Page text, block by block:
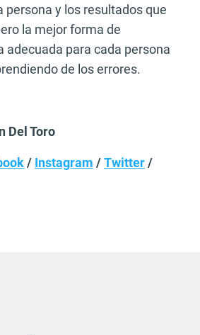
persona y los resultados que
la mejor forma de
adecuada para cada persona
de los errores.
Del Toro
/ Instagram /Twitter/